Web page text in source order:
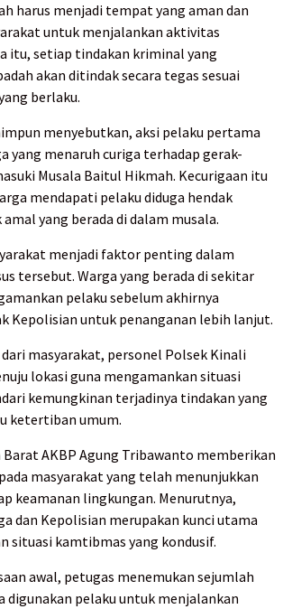
harus menjadi tempat yang aman dan
untuk menjalankan aktivitas
itu, setiap tindakan kriminal yang
akan ditindak secara tegas sesuai
berlaku.
menyebutkan, aksi pelaku pertama
yang menaruh curiga terhadap gerak-
Musala Baitul Hikmah. Kecurigaan itu
mendapati pelaku diduga hendak
yang berada di dalam musala.
menjadi faktor penting dalam
tersebut. Warga yang berada di sekitar
pelaku sebelum akhirnya
Kepolisian untuk penanganan lebih lanjut.
masyarakat, personel Polsek Kinali
lokasi guna mengamankan situasi
kemungkinan terjadinya tindakan yang
ketertiban umum.
Barat AKBP Agung Tribawanto memberikan
masyarakat yang telah menunjukkan
keamanan lingkungan. Menurutnya,
dan Kepolisian merupakan kunci utama
situasi kamtibmas yang kondusif.
awal, petugas menemukan sejumlah
digunakan pelaku untuk menjalankan